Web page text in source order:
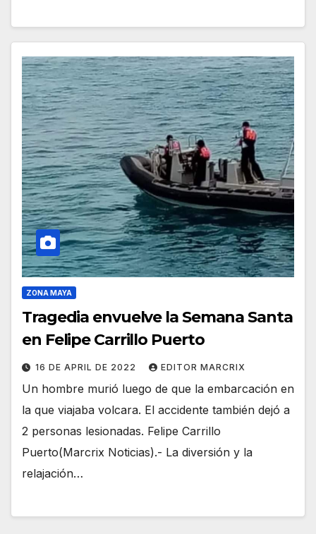
ZONA MAYA
Tragedia envuelve la Semana Santa
en Felipe Carrillo Puerto
16 DE APRIL DE 2022 EDITOR MARCRIX
Un hombre murió luego de que la embarcación en
la que viajaba volcara. El accidente también dejó a
2 personas lesionadas. Felipe Carrillo
Puerto(Marcrix Noticias).- La diversión y la
relajación…